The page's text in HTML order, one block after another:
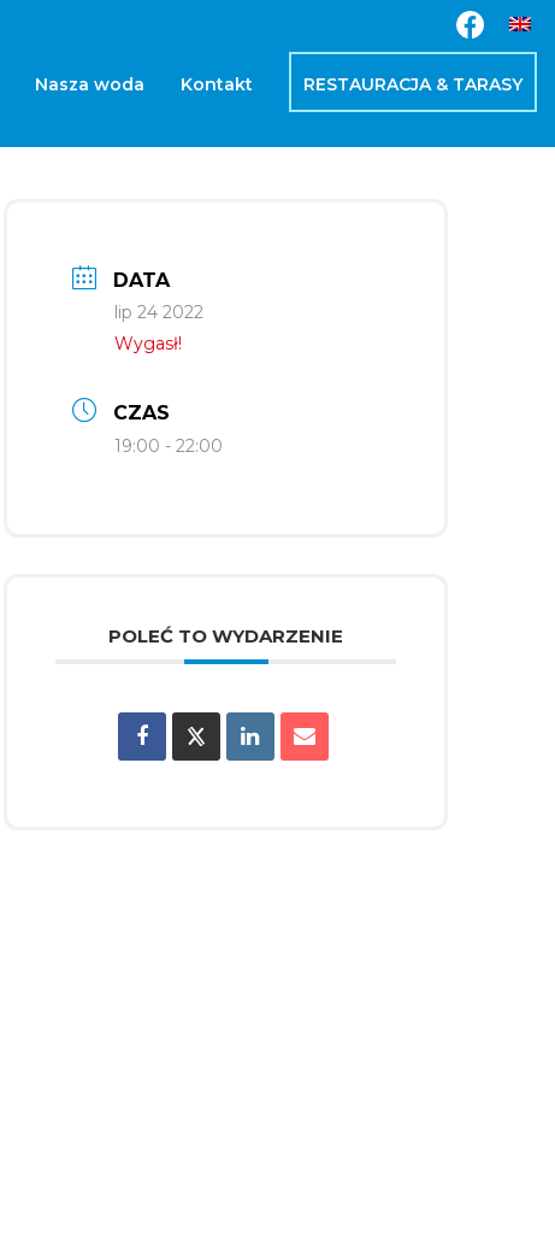
Nasza woda Kontakt RESTAURACJA & TARASY
DATA
lip 24 2022
Wygasł!
CZAS
19:00 - 22:00
POLEĆ TO WYDARZENIE